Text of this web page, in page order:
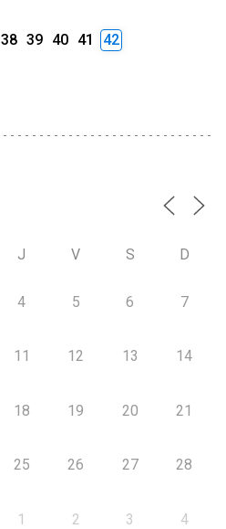
38 39 40 41 42
J V S D
4 5 6 7
11 12 13 14
18 19 20 21
25 26 27 28
1 2 3 4